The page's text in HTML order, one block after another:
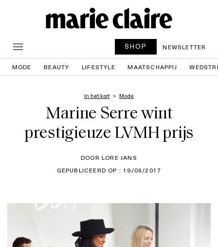
SHOP NEWSLETTER
MODE BEAUTY LIFESTYLE MAATSCHAPPIJ
In het kort Mode
Marine Serre wint
prestigieuze LVMH prijs
DOOR LORE JANS
GEPUBLICEERD OP : 19/06/2017